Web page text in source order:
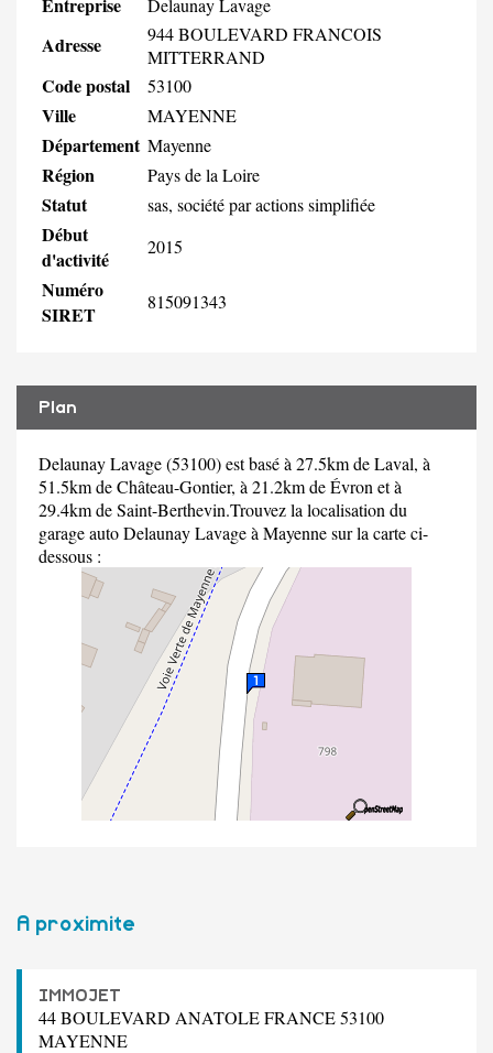
Delaunay Lavage
Adresse
944 BOULEVARD FRANCOIS
MITTERRAND
Code postal 53100
Ville MAYENNE
Département Mayenne
Région Pays de la Loire
Statut sas, société par actions simplifiée
Début
d'activité
2015
Numéro
SIRET
815091343
Plan
Delaunay Lavage (53100) est basé à 27.5km de Laval, à
51.5km de Château-Gontier, à 21.2km de Évron et à
29.4km de Saint-Berthevin.Trouvez la localisation du
garage auto Delaunay Lavage à Mayenne sur la carte ci-
dessous :
A proximite
IMMOJET
44 BOULEVARD ANATOLE FRANCE 53100
MAYENNE